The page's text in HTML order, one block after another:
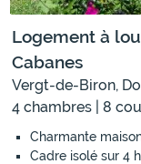
Logement à
Cabanes
Vergt-de-Biron,
4 chambres | 8
Charmante
Cadre isolé sur 4